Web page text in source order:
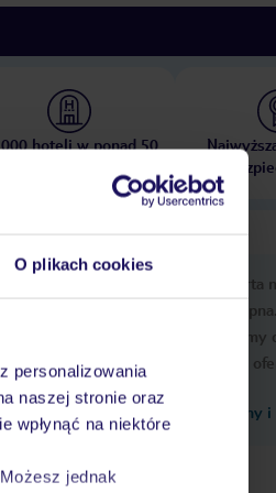
O plikach cookies
personalizowania
naszej stronie oraz
wpłynąć na niektóre
jednak
hoteli w ponad 50
ze
Ups, ta oferta
dostępna.
Przygotowaliśmy
podobne
Zobacz inne ceny